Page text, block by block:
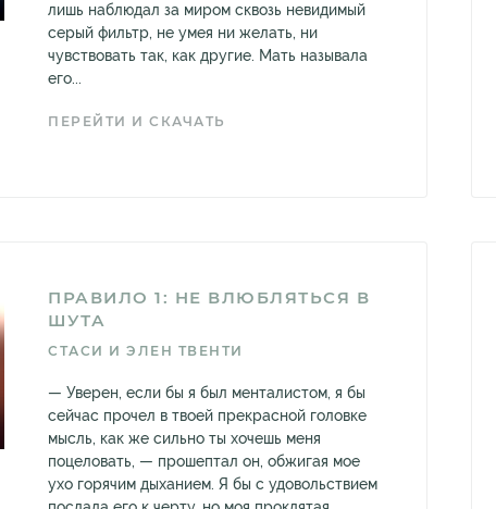
лишь наблюдал за миром сквозь невидимый
серый фильтр, не умея ни желать, ни
чувствовать так, как другие. Мать называла
его...
ПЕРЕЙТИ И СКАЧАТЬ
ПРАВИЛО 1: НЕ ВЛЮБЛЯТЬСЯ В
ШУТА
СТАСИ И ЭЛЕН ТВЕНТИ
— Уверен, если бы я был менталистом, я бы
сейчас прочел в твоей прекрасной головке
мысль, как же сильно ты хочешь меня
поцеловать, — прошептал он, обжигая мое
ухо горячим дыханием. Я бы с удовольствием